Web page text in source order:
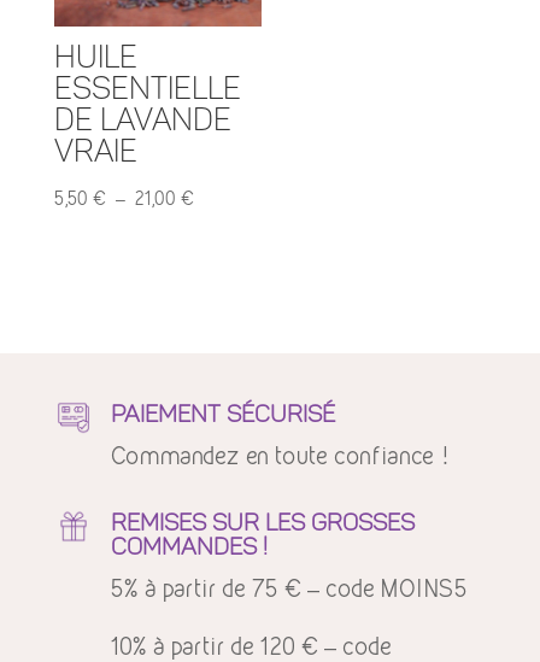
Huile
essentielle
de Lavande
vraie
5,50 € – 21,00 €Plage
PAIEMENT SÉCURISÉ
Commandez en toute confiance !
REMISES SUR LES GROSSES
COMMANDES !
5% à partir de 75 € – code MOINS5
10% à partir de 120 € – code